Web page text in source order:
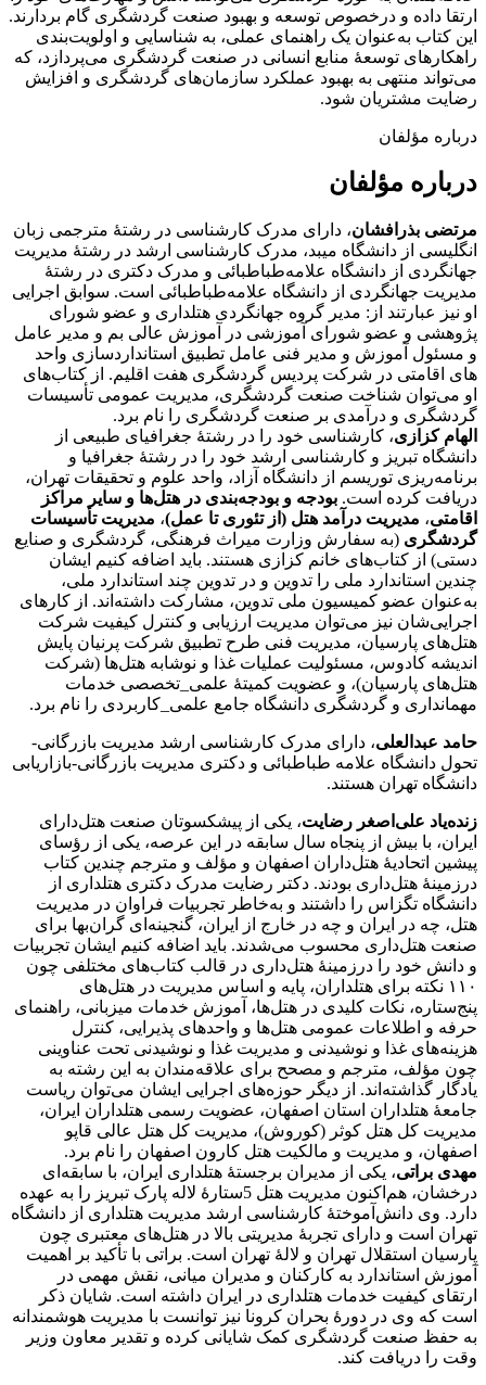
ارتقا داده و درخصوص توسعه و بهبود صنعت گردشگری گام بردارند.
این کتاب به‌عنوان یک راهنمای عملی، به شناسایی و اولویت‌بندی
راهکارهای توسعۀ منابع انسانی در صنعت گردشگری می‌پردازد، که
می‌تواند منتهی به بهبود عملکرد سازمان‌های گردشگری و افزایش
رضایت مشتریان شود.
درباره مؤلفان
درباره مؤلفان
مرتضی بذرافشان، دارای مدرک کارشناسی در رشتۀ مترجمی زبان
انگلیسی از دانشگاه میبد، مدرک کارشناسی ارشد در رشتۀ مدیریت
جهانگردی از دانشگاه علامه‌طباطبائی و مدرک دکتری در رشتۀ
مدیریت جهانگردی از دانشگاه علامه‌طباطبائی است. سوابق اجرایی
او نیز عبارتند از: مدیر گروه جهانگردی هتلداری و عضو شورای
پژوهشی و عضو شورای آموزشی در آموزش عالی بم و مدیر عامل
و مسئول آموزش و مدیر فنی عامل تطبیق استانداردسازی واحد
های اقامتی در شرکت پردیس گردشگری هفت اقلیم. از کتاب‌های
او می‌توان شناخت صنعت گردشگری، مدیریت عمومی تأسیسات
گردشگری و درآمدی بر صنعت گردشگری را نام برد.
الهام کزازی، کارشناسی خود را در رشتۀ جغرافیای طبیعی از
دانشگاه تبریز و کارشناسی ارشد خود را در رشتۀ جغرافیا و
برنامه‌ریزی توریسم از دانشگاه آزاد، واحد علوم و تحقیقات تهران،
دریافت کرده است. بودجه و بودجه‌بندی در هتل‌ها و سایر مراکز
اقامتی، مدیریت درآمد هتل (از تئوری تا عمل)، مدیریت تأسیسات
گردشگری (به سفارش وزارت میراث فرهنگی، گردشگری و صنایع
دستی) از کتاب‌های خانم کزازی هستند. باید اضافه کنیم ایشان
چندین استاندارد ملی را تدوین و در تدوین چند استاندارد ملی،
به‌عنوان عضو کمیسیون ملی تدوین، مشارکت داشته‌اند. از کارهای
اجرایی‌شان نیز می‌توان مدیریت ارزیابی و کنترل کیفیت شرکت
هتل‌های پارسیان، مدیریت فنی طرح تطبیق شرکت پرنیان پایش
اندیشه کادوس، مسئولیت عملیات غذا و نوشابه هتل‌ها (شرکت
هتل‌های پارسیان)، و عضویت کمیتۀ علمی_تخصصی خدمات
مهمانداری و گردشگری دانشگاه جامع علمی_کاربردی را نام برد.
حامد عبدالعلی، دارای مدرک کارشناسی ارشد مدیریت بازرگانی-
تحول دانشگاه علامه طباطبائی و دکتری مدیریت بازرگانی-بازاریابی
دانشگاه تهران هستند.
زنده‌یاد علی‌اصغر رضایت، یکی از پیشکسوتان صنعت هتل‌دارای
ایران، با بیش از پنجاه سال سابقه در این عرصه، یکی از رؤسای
پیشین اتحادیۀ هتل‌داران اصفهان و مؤلف و مترجم چندین کتاب
درزمینۀ هتل‌داری بودند. دکتر رضایت مدرک دکتری هتلداری از
دانشگاه تگزاس را داشتند و به‌خاطر تجربیات فراوان در مدیریت
هتل، چه در ایران و چه در خارج از ایران، گنجینه‌ای گران‌بها برای
صنعت هتل‌داری محسوب می‌شدند. باید اضافه کنیم ایشان تجربیات
و دانش خود را درزمینۀ هتل‌داری در قالب کتاب‌های مختلفی چون
۱۱۰ نکته برای هتلداران، پایه و اساس مدیریت در هتل‌های
پنج‌ستاره، نکات کلیدی در هتل‌ها، آموزش خدمات میزبانی، راهنمای
حرفه و اطلاعات عمومی هتل‌ها و واحدهای پذیرایی، کنترل
هزینه‌های غذا و نوشیدنی و مدیریت غذا و نوشیدنی تحت عناوینی
چون مؤلف، مترجم و مصحح برای علاقه‌مندان به این رشته به
یادگار گذاشته‌اند. از دیگر حوزه‌های اجرایی ایشان می‌توان ریاست
جامعۀ هتلداران استان اصفهان، عضویت رسمی هتلداران ایران،
مدیریت کل هتل کوثر (کوروش)، مدیریت کل هتل عالی قاپو
اصفهان، و مدیریت و مالکیت هتل کارون اصفهان را نام برد.
مهدی براتی، یکی از مدیران برجستۀ هتلداری ایران، با سابقه‌ای
درخشان، هم‌اکنون مدیریت هتل 5ستارۀ لاله پارک تبریز را به عهده
دارد. وی دانش‌آموختۀ کارشناسی ارشد مدیریت هتلداری از دانشگاه
تهران است و دارای تجربۀ مدیریتی بالا در هتل‌های معتبری چون
پارسیان استقلال تهران و لالۀ تهران است. براتی با تأکید بر اهمیت
آموزش استاندارد به کارکنان و مدیران میانی، نقش مهمی در
ارتقای کیفیت خدمات هتلداری در ایران داشته است. شایان ذکر
است که وی در دورۀ بحران کرونا نیز توانست با مدیریت هوشمندانه
به حفظ صنعت گردشگری کمک شایانی کرده و تقدیر معاون وزیر
وقت را دریافت کند.